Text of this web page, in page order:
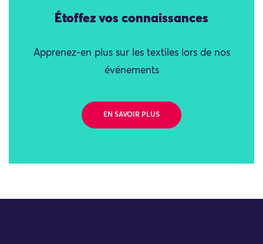
Étoffez vos connaissances
Apprenez-en plus sur les textiles lors de nos
événements
EN SAVOIR PLUS